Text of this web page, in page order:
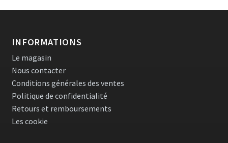
INFORMATIONS
Le magasin
Nous contacter
Conditions générales des ventes
Politique de confidentialité
Retours et remboursements
Les cookie